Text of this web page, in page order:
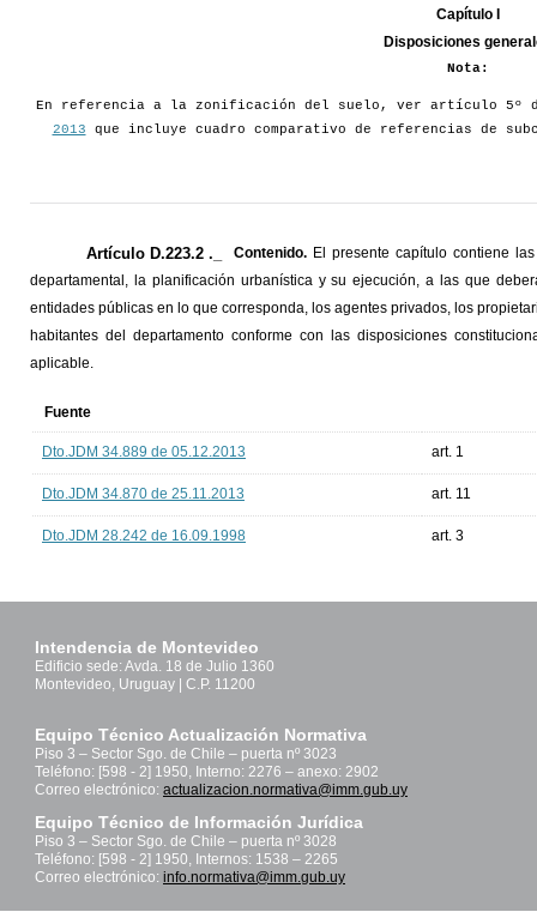
Capítulo I
Disposiciones
Nota:
En referencia a la zonificación del suelo, ver artículo 5º
2013 que incluye cuadro comparativo de referencias de
Artículo D.223.2 ._ Contenido. El presente capítulo contiene
departamental, la planificación urbanística y su ejecución, a las que
entidades públicas en lo que corresponda, los agentes privados, los
habitantes del departamento conforme con las disposiciones
aplicable.
Fuente
Dto.JDM 34.889 de 05.12.2013 art. 1
Dto.JDM 34.870 de 25.11.2013 art. 11
Dto.JDM 28.242 de 16.09.1998 art. 3
Intendencia de Montevideo
Edificio sede: Avda. 18 de Julio 1360
Montevideo, Uruguay | C.P. 11200
Equipo Técnico Actualización Normativa
Piso 3 – Sector Sgo. de Chile – puerta nº 3023
Teléfono: [598 - 2] 1950, Interno: 2276 – anexo: 2902
Correo electrónico: actualizacion.normativa@imm.gub.uy
Equipo Técnico de Información Jurídica
Piso 3 – Sector Sgo. de Chile – puerta nº 3028
Teléfono: [598 - 2] 1950, Internos: 1538 – 2265
Correo electrónico: info.normativa@imm.gub.uy